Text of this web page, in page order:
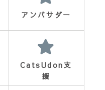
アンバサダー
CatsUdon支
援